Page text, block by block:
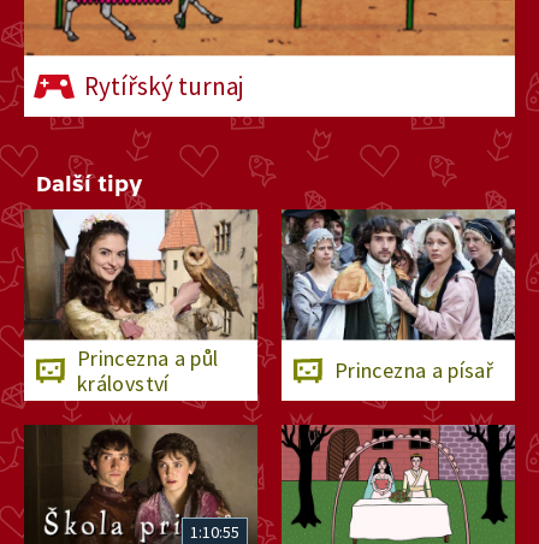
Rytířský turnaj
Další tipy
Princezna a půl
království
Princezna a písař
1:10:55